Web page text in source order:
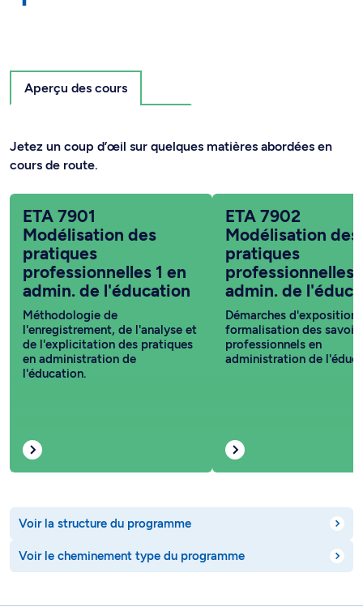
Aperçu des cours
Jetez un coup d’œil sur quelques matières abordées en
cours de route.
ETA 7901
Modélisation des
pratiques
professionnelles 1 en
admin. de l'éducation
Méthodologie de
l'enregistrement, de l'analyse et
de l'explicitation des pratiques
en administration de
l'éducation.
ETA 7902
Modélisation des
pratiques
professionnelles
admin. de
Démarches d'exposition
formalisation des savoirs
professionnels en
administration de
Voir la structure du programme
Voir le cheminement type du programme